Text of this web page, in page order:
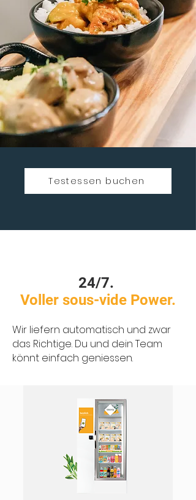
Testessen buchen
24/7.
Voller sous-vide Power.
Wir liefern automatisch und zwar
das Richtige. Du und dein Team
könnt einfach geniessen.